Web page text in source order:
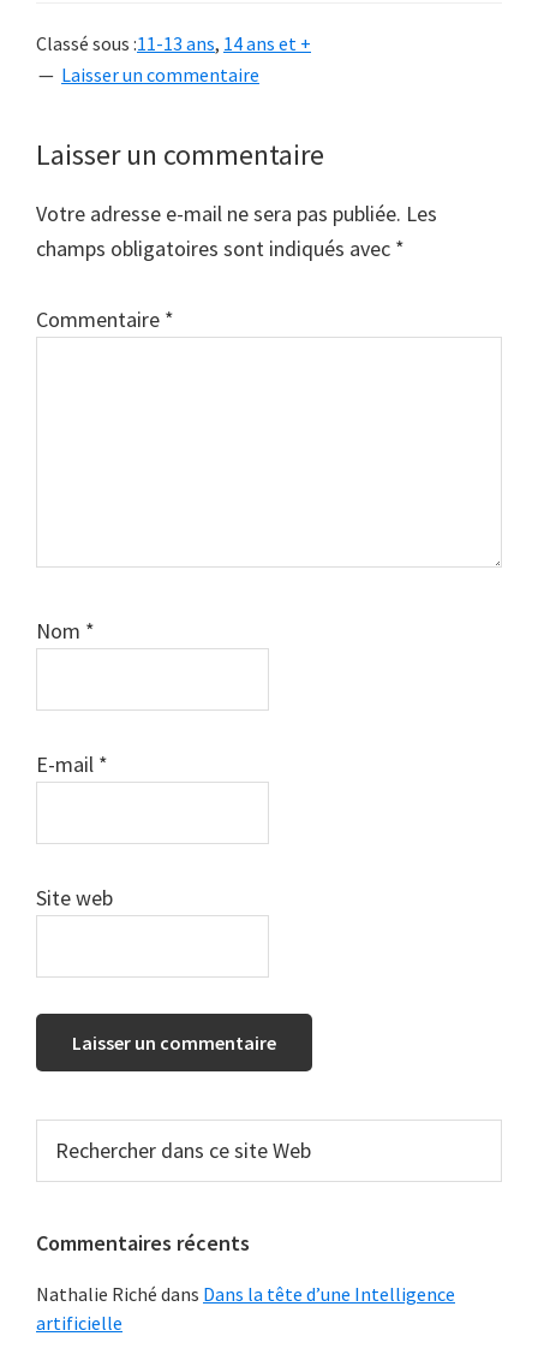
Classé sous :11-13 ans, 14 ans et +
Laisser un commentaire
Interactions
lecteur
Laisser un commentaire
Votre adresse e-mail ne sera pas publiée. Les
champs obligatoires sont indiqués avec *
Commentaire *
Nom *
E-mail *
Site web
Barre
latérale
dans
Web
Commentaires récents
Nathalie Riché dans Dans la tête d’une Intelligence
artificielle